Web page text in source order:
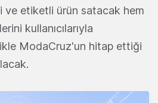
ve etiketli ürün satacak hem
kullanıcılarıyla
ModaCruz'un hitap ettiği